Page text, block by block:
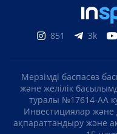
851 3k
Мерзімді баспасөз
және желілік
туралы №17614-АА
Инвестициялар және
ақпараттандыру және